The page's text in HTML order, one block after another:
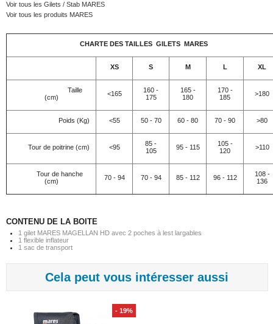
Voir tous les Gilets / Stab MARES
Voir tous les produits MARES
CHARTE DES TAILLES GILETS MARES
XS S M L XL
Taille
(cm)
<165
160 -
175
165 -
180
170 -
185
>180
Poids (Kg) <55 50 - 70 60 - 80 70 - 90 >80
Tour de poitrine (cm) <95
85 -
105
95 - 115
105 -
120
>110
Tour de hanche
(cm)
70 - 94 70 - 94 85 - 112 96 - 112
108 -
136
CONTENU DE LA BOITE
1 gilet MARES MAGELLAN HD avec 2 poches à lest largables
1 flexible inflateur
1 sac de transport
Cela peut vous intéresser aussi
- 19%